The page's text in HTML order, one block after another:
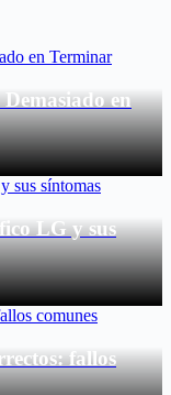
en
LG y sus
fallos